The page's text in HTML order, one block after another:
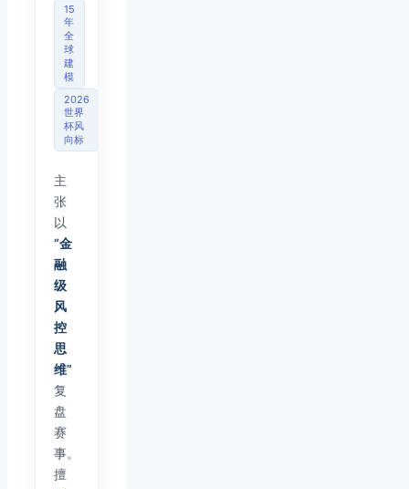
15
年
全
球
建
模
2026
世界
杯风
向标
主
张
以
“金
融
级
风
控
思
维”
复
盘
赛
事。
擅